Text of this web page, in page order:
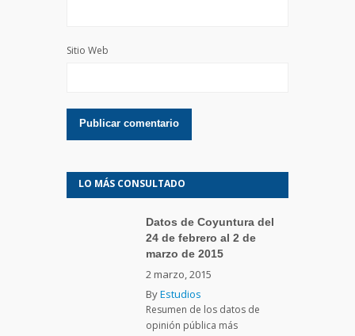
Sitio Web
LO MÁS CONSULTADO
Datos de Coyuntura del
24 de febrero al 2 de
marzo de 2015
2 marzo, 2015
ByEstudios
Resumen de los datos de
opinión pública más